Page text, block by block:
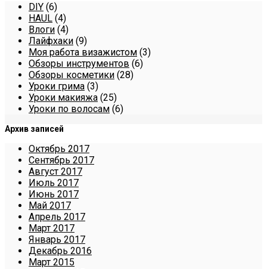
DIY (6)
HAUL (4)
Влоги (4)
Лайфхаки (9)
Моя работа визажистом (3)
Обзоры инструментов (6)
Обзоры косметики (28)
Уроки грима (3)
Уроки макияжа (25)
Уроки по волосам (6)
Архив записей
Октябрь 2017
Сентябрь 2017
Август 2017
Июль 2017
Июнь 2017
Май 2017
Апрель 2017
Март 2017
Январь 2017
Декабрь 2016
Март 2015